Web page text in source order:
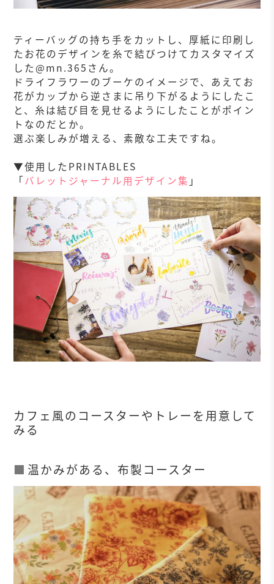
ティーバッグの持ち手をカットし、厚紙に印刷し
たお花のデザインを糸で結びつけてカスタマイズ
した@mn.365さん。
ドライフラワーのブーケのイメージで、あえてお
花がカップから逆さまに吊り下がるようにしたこ
と、糸は結び目を見せるようにしたことがポイン
トなのだとか。
選ぶ楽しみが増える、素敵な工夫ですね。
▼使用したPRINTABLES
「バレットジャーナル用デザイン集 」
カフェ風のコースターやトレーを用意して
みる
温かみがある、布製コースター